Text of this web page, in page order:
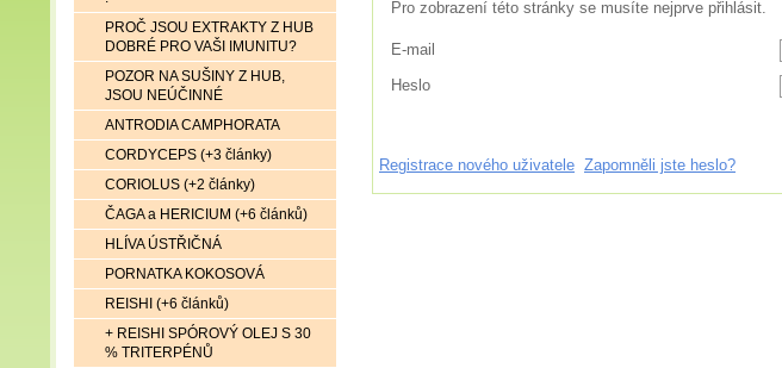
Pro zobrazení této stránky se musíte nejprve přihlásit.
E-mail
Heslo
Registrace nového uživatele Zapomněli jste heslo?
PROČ JSOU EXTRAKTY Z HUB
DOBRÉ PRO VAŠI IMUNITU?
POZOR NA SUŠINY Z HUB,
JSOU NEÚČINNÉ
ANTRODIA CAMPHORATA
CORDYCEPS (+3 články)
CORIOLUS (+2 články)
ČAGA a HERICIUM (+6 článků)
HLÍVA ÚSTŘIČNÁ
PORNATKA KOKOSOVÁ
REISHI (+6 článků)
+ REISHI SPÓROVÝ OLEJ S 30
% TRITERPÉNŮ